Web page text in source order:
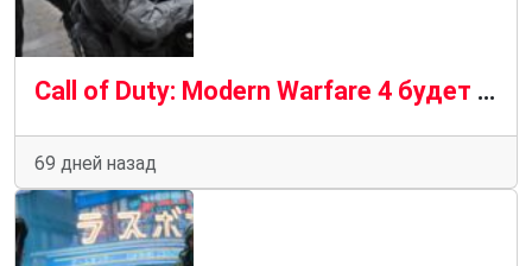
Call of Duty: Modern Warfare 4 будет иметь NVIDIA DLSS 4.5 и трассировку лучей на ПК: возможные требования
69 дней назад